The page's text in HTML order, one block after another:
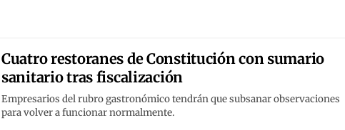
Cuatro restoranes de Constitución con sumario
sanitario tras fiscalización
Empresarios del rubro gastronómico tendrán que subsanar observaciones
para volver a funcionar normalmente.